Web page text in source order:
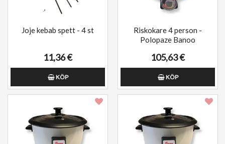
Joje kebab spett - 4 st
11,36 €
KÖP
Riskokare 4 person -
Polopaze Banoo
105,63 €
KÖP